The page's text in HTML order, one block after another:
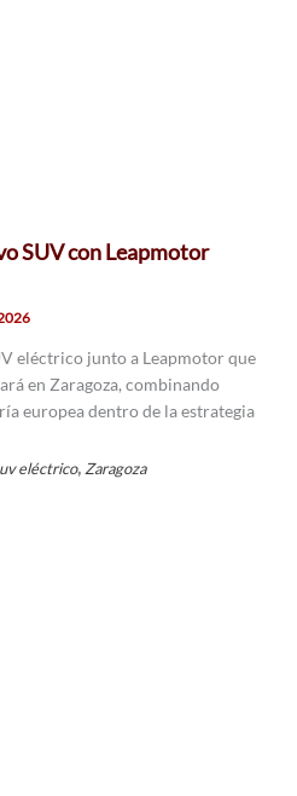
SUV con Leapmotor
eléctrico junto a Leapmotor que
en Zaragoza, combinando
europea dentro de la estrategia
eléctrico, Zaragoza